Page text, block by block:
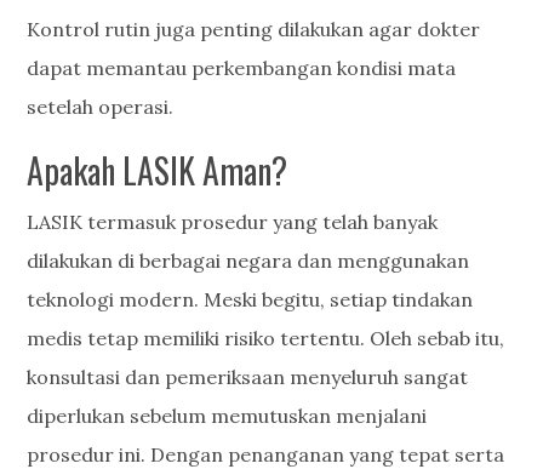
Kontrol rutin juga penting dilakukan agar dokter
dapat memantau perkembangan kondisi mata
setelah operasi.
Apakah LASIK Aman?
LASIK termasuk prosedur yang telah banyak
dilakukan di berbagai negara dan menggunakan
teknologi modern. Meski begitu, setiap tindakan
medis tetap memiliki risiko tertentu. Oleh sebab itu,
konsultasi dan pemeriksaan menyeluruh sangat
diperlukan sebelum memutuskan menjalani
prosedur ini. Dengan penanganan yang tepat serta